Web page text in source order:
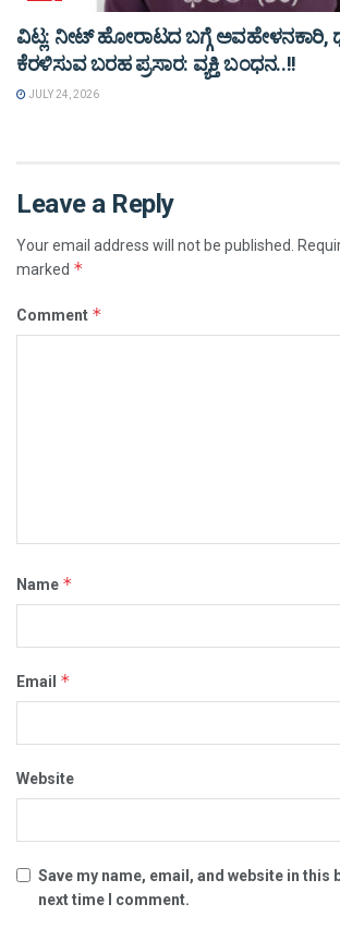
ವಿಟ್ಲ: ನೀಟ್ ಹೋರಾಟದ ಬಗ್ಗೆ ಅವಹೇಳನಕಾರಿ,
ಕೆರಳಿಸುವ ಬರಹ ಪ್ರಸಾರ: ವ್ಯಕ್ತಿ ಬಂಧನ..!!
JULY 24, 2026
Leave a Reply
Your email address will not be published.
marked *
Comment *
Name *
Email *
Website
Save my name, email, and website in this
next time I comment.